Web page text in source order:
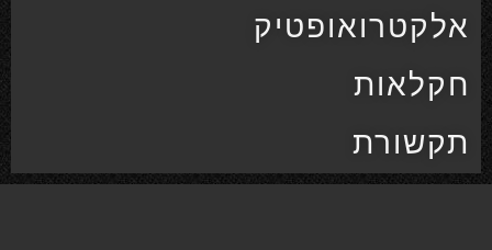
אלקטרואופטיק
חקלאות
תקשורת